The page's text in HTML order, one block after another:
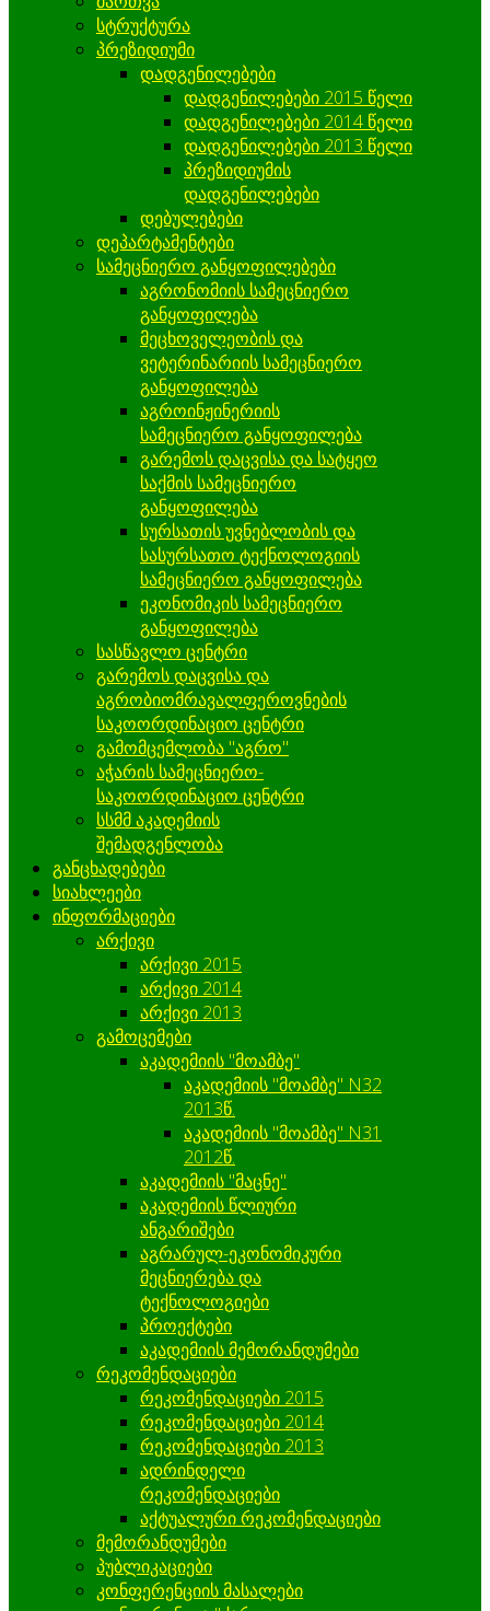
სტრუქტურა
პრეზიდიუმი
დადგენილებები
დადგენილებები 2015 წელი
დადგენილებები 2014 წელი
დადგენილებები 2013 წელი
პრეზიდიუმის
დადგენილებები
დებულებები
დეპარტამენტები
სამეცნიერო განყოფილებები
აგრონომიის სამეცნიერო
განყოფილება
მეცხოველეობის და
ვეტერინარიის სამეცნიერო
განყოფილება
აგროინჟინერიის
სამეცნიერო განყოფილება
გარემოს დაცვისა და სატყეო
საქმის სამეცნიერო
განყოფილება
სურსათის უვნებლობის და
სასურსათო ტექნოლოგიის
სამეცნიერო განყოფილება
ეკონომიკის სამეცნიერო
განყოფილება
სასწავლო ცენტრი
გარემოს დაცვისა და
აგრობიომრავალფეროვნების
საკოორდინაციო ცენტრი
გამომცემლობა "აგრო"
აჭარის სამეცნიერო-
საკოორდინაციო ცენტრი
სსმმ აკადემიის
შემადგენლობა
განცხადებები
სიახლეები
ინფორმაციები
არქივი
არქივი 2015
არქივი 2014
არქივი 2013
გამოცემები
აკადემიის "მოამბე"
აკადემიის "მოამბე" N32
2013წ.
აკადემიის "მოამბე" N31
2012წ.
აკადემიის "მაცნე"
აკადემიის წლიური
ანგარიშები
აგრარულ-ეკონომიკური
მეცნიერება და
ტექნოლოგიები
პროექტები
აკადემიის მემორანდუმები
რეკომენდაციები
რეკომენდაციები 2015
რეკომენდაციები 2014
რეკომენდაციები 2013
ადრინდელი
რეკომენდაციები
აქტუალური რეკომენდაციები
მემორანდუმები
პუბლიკაციები
კონფერენციის მასალები